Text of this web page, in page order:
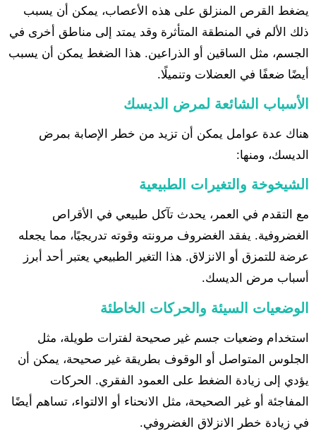
يضغط القرص المنزلق على هذه الأعصاب، يمكن أن يسبب
ذلك الألم في المنطقة المتأثرة وقد يمتد إلى مناطق أخرى في
الجسم، مثل الساقين أو الذراعين. هذا الضغط يمكن أن يسبب
أيضًا ضعفًا في العضلات وتنميلًا.
الأسباب الشائعة لمرض الديسك
هناك عدة عوامل يمكن أن تزيد من خطر الإصابة بمرض
الديسك، ومنها:
الشيخوخة والتغيرات الطبيعية
مع التقدم في العمر، يحدث تآكل طبيعي في الأقراص
الغضروفية. يفقد الغضروف مرونته وقوته تدريجيًا، مما يجعله
عرضة للتمزق أو الانزلاق. هذا التغير الطبيعي يعتبر أحد أبرز
أسباب مرض الديسك.
الوضعيات السيئة والحركات الخاطئة
استخدام وضعيات جسم غير صحيحة لفترات طويلة، مثل
الجلوس المتواصل أو الوقوف بطريقة غير صحيحة، يمكن أن
يؤدي إلى زيادة الضغط على العمود الفقري. الحركات
المفاجئة أو غير الصحيحة، مثل الانحناء أو الالتواء، تساهم أيضًا
في زيادة خطر الانزلاق الغضروفي.